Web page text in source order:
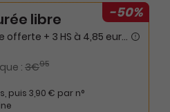
-50%
libre
Papier + Version digitale offerte + 3 HS à 4,85 euros
: 3€95
puis 3,90 € par n°